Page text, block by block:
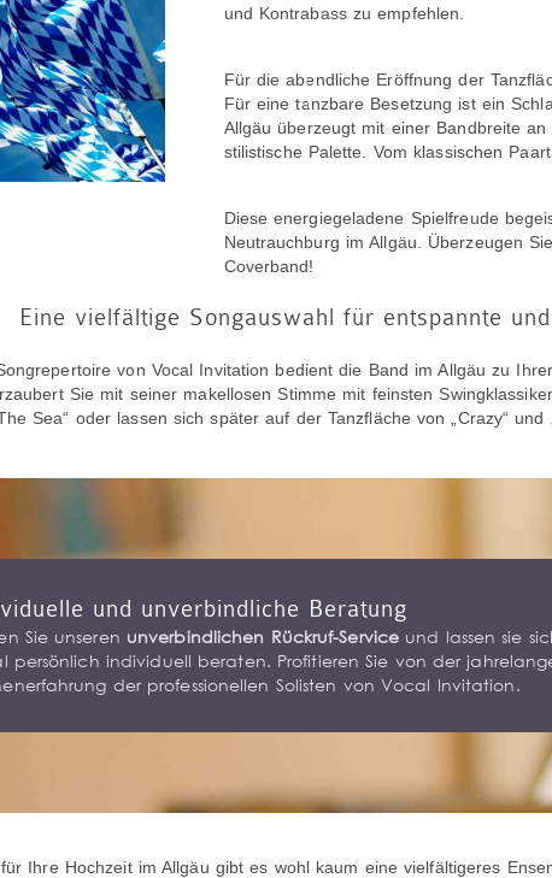
und Kontrabass zu empfehlen.
Für die abendliche Eröffnung der
Für eine tanzbare Besetzung ist ein
Allgäu überzeugt mit einer Bandbreite
stilistische Palette. Vom klassischen
Diese energiegeladene Spielfreude
Neutrauchburg im Allgäu. Überzeugen
Coverband!
Eine vielfältige Songauswahl für entspannte
von Vocal Invitation bedient die Band im Allgäu zu
Sie mit seiner makellosen Stimme mit feinsten
Sea“ oder lassen sich später auf der Tanzfläche von „Crazy“ und
und unverbindliche Beratung
Sie unseren unverbindlichen Rückruf-Service und lassen sie
persönlich individuell beraten. Profitieren Sie von der
der professionellen Solisten von Vocal Invitation.
Ihre Hochzeit im Allgäu gibt es wohl kaum eine vielfältigeres